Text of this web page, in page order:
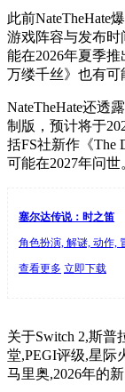
此前NateTheHate
游戏阵容与发布
能在2026年夏季
万缕千丝》也有可
NateTheHate还透
制版，预计将于
括FS社新作《The
可能在2027年问世
塞尔达传说：时之笛
角色扮演, 解谜, 动作,
查看更多 立即下载
关于Switch 2,斯普
堂,PEGI评级,星际
马里奥,2026年的